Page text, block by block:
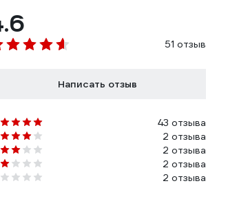
51 отзыв
Написать отзыв
43 отзыва
2 отзыва
2 отзыва
2 отзыва
2 отзыва